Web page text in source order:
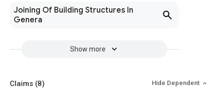
Joining Of Building Structures In
Genera
Show more
Claims (8) Hide Dependent